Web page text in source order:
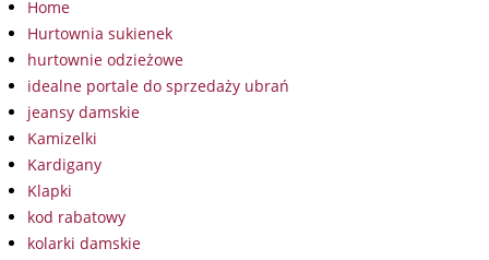
Home
Hurtownia sukienek
hurtownie odzieżowe
idealne portale do sprzedaży ubrań
jeansy damskie
Kamizelki
Kardigany
Klapki
kod rabatowy
kolarki damskie